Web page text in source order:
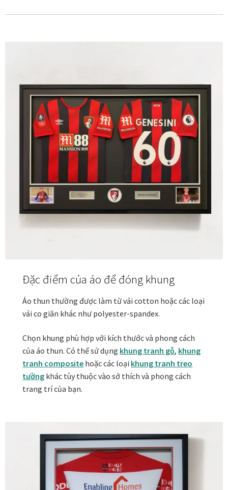
Tranh điêu khắc gỗ Collection
Tranh sơn mài Thư Pháp
Trống Đồng Collection
Viên Dung Collection
Vũ khúc thiên nga Collection
Các dòng giấy in Giclee
Catalogue
Câu hỏi thường gặp khi mua tranh tại Mia Home
Dây treo Tết Bính Ngọ 2026
Đóng khung tranh thảm Dubai
Đóng khung ảnh
Đặc điểm của áo để đóng khung
Áo thun thường được làm từ vải cotton hoặc các loại
vải co giãn khác như polyester-spandex.
Chọn khung phù hợp với kích thước và phong cách
của áo thun. Có thể sử dụng khung tranh gỗ, khung
tranh composite hoặc các loại khung tranh treo
tường khác tùy thuộc vào sở thích và phong cách
trang trí của bạn.